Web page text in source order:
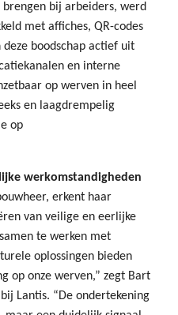
bij arbeiders, werd
met affiches, QR-codes
boodschap actief uit
en interne
op werven in heel
en laagdrempelig
op
werkomstandigheden
erkent haar
van veilige en eerlijke
te werken met
oplossingen bieden
op onze werven,” zegt Bart
Lantis. “De ondertekening